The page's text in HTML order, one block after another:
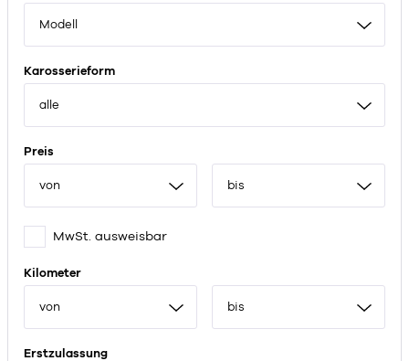
Preis
von bis
MwSt. ausweisbar
Kilometer
von bis
Modell
Erstzulassung
Karosserieform
alle